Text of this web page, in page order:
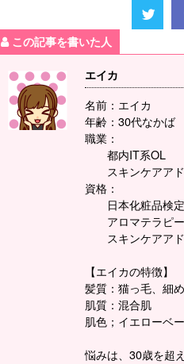
この記事を書いた人
エイカ
名前：エイカ
年齢：30代なかば
職業：
都内IT系OL
スキンケアアド
資格：
日本化粧品検定
アロマテラピー
スキンケアアド
【エイカの特徴】
髪質：猫っ毛、細め
肌質：混合肌
肌色；イエローベ
悩みは、30歳を超